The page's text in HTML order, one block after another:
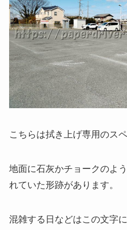
こちらは拭き上げ専用のスペ
地面に石灰かチョークのよ
れていた形跡があります。
混雑する日などはこの文字